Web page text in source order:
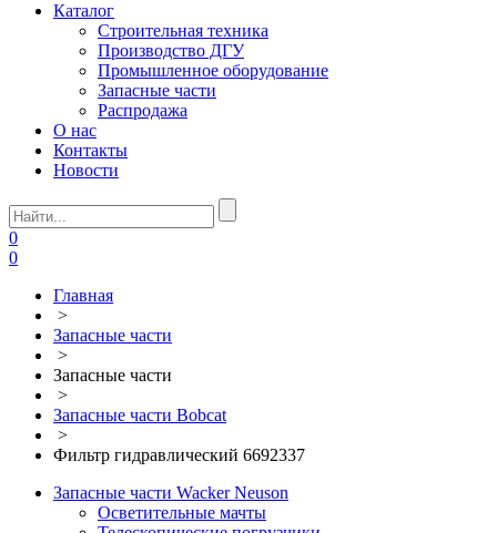
Каталог
Строительная техника
Производство ДГУ
Промышленное оборудование
Запасные части
Распродажа
О нас
Контакты
Новости
0
0
Главная
>
Запасные части
>
Запасные части
>
Запасные части Bobcat
>
Фильтр гидравлический 6692337
Запасные части Wacker Neuson
Осветительные мачты